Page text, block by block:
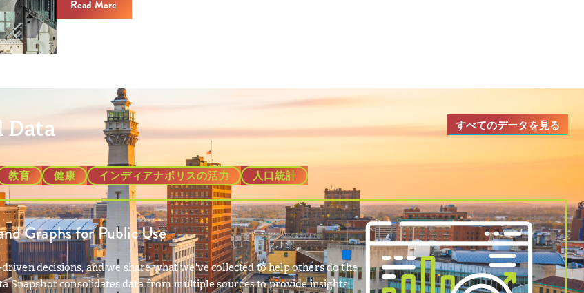
Read More
Data すべてのデータを見る
教育 健康 インディアナポリスの活力 人口統計
Graphs for Public Use
decisions, and we share what we've collected to help others do the
Snapshot consolidates data from multiple sources to provide insights